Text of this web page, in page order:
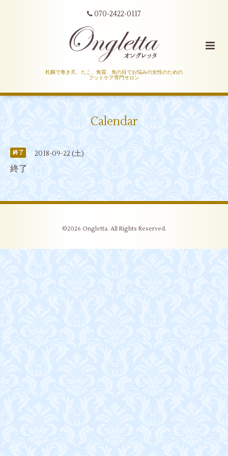
070-2422-0117
札幌で巻き爪、たこ、角質、魚の目でお悩みの女性のための
フットケア専門サロン
Calendar
終了 2018-09-22 (土)
終了
©2026 Ongletta. All Rights Reserved.